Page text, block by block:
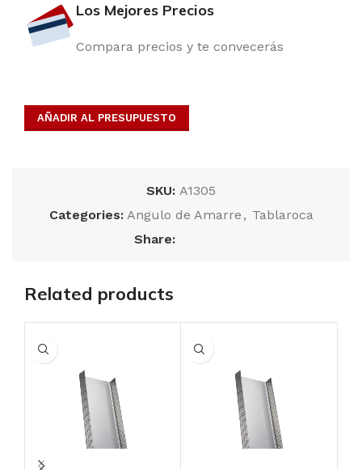
Los Mejores Precios
Compara precios y te convecerás
AÑADIR AL PRESUPUESTO
SKU: A1305
Categories: Angulo de Amarre , Tablaroca
Share:
Related products